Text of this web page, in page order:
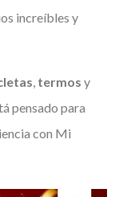
increíbles y
, termos y
pensado para
con Mi